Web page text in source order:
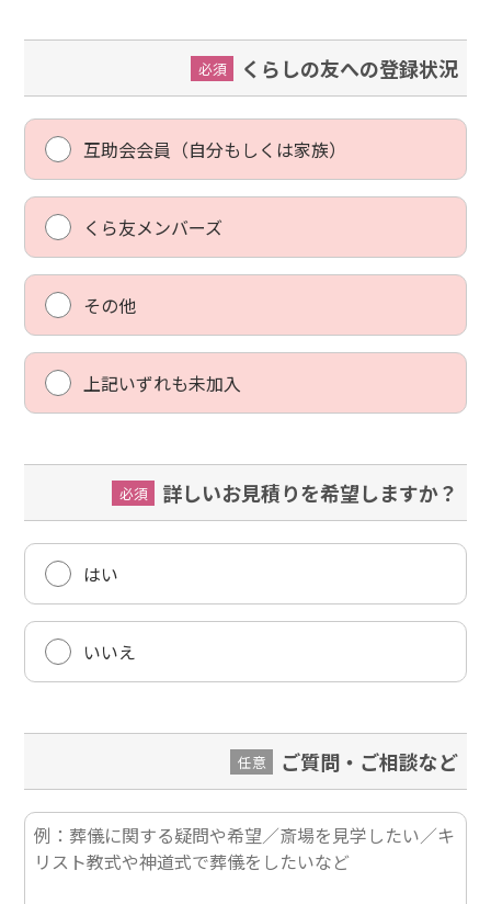
くらしの友への登録状況
必須
互助会会員（⾃分もしくは家族）
くら友メンバーズ
その他
上記いずれも未加⼊
詳しいお⾒積りを希望しますか？
必須
はい
いいえ
ご質問・ご相談など
任意